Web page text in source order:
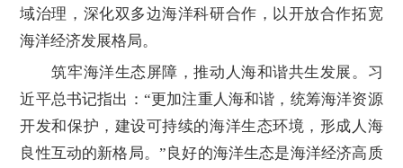
域治理，深化双多边海洋科研合作，以开放合作拓宽
海洋经济发展格局。
筑牢海洋生态屏障，推动人海和谐共生发展。习
近平总书记指出：“更加注重人海和谐，统筹海洋资源
开发和保护，建设可持续的海洋生态环境，形成人海
良性互动的新格局。”良好的海洋生态是海洋经济高质